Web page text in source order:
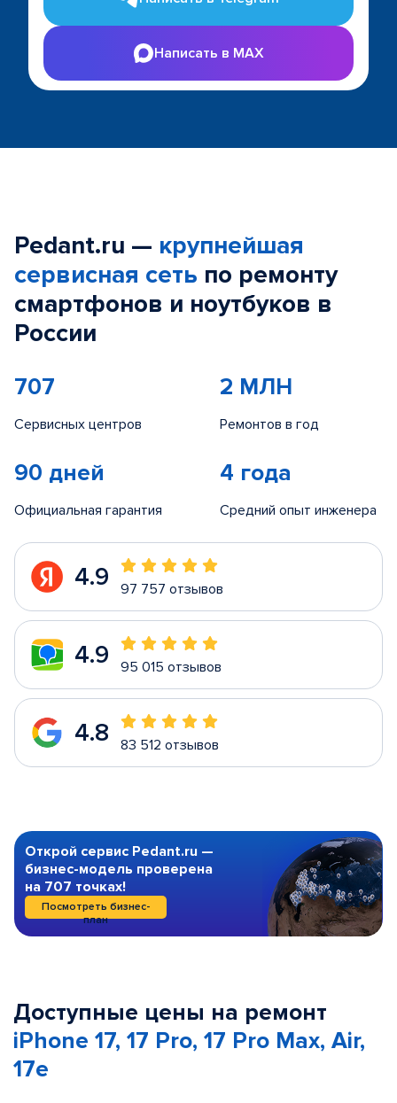
Написать в MAX
Pedant.ru — крупнейшая
сервисная сеть по ремонту
смартфонов и ноутбуков в
России
707
Сервисных центров
2 МЛН
Ремонтов в год
90 дней
Официальная гарантия
4 года
Средний опыт инженера
4.9 97 757 отзывов
4.9 95 015 отзывов
4.8 83 512 отзывов
Открой сервис Pedant.ru —
бизнес-модель проверена
на 707 точках!
Посмотреть бизнес-
план
Доступные цены на ремонт
iPhone 17, 17 Pro, 17 Pro Max, Air,
17e